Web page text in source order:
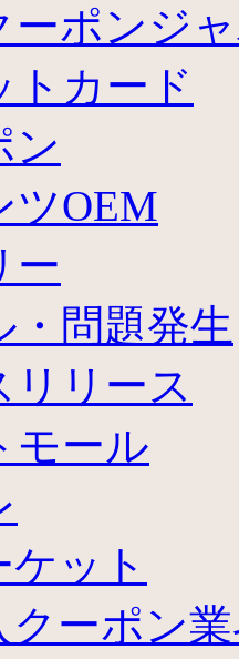
ーポンジ
トカード
ン
ツOEM
ー
・問題発生
リリース
モール
ット
クーポン